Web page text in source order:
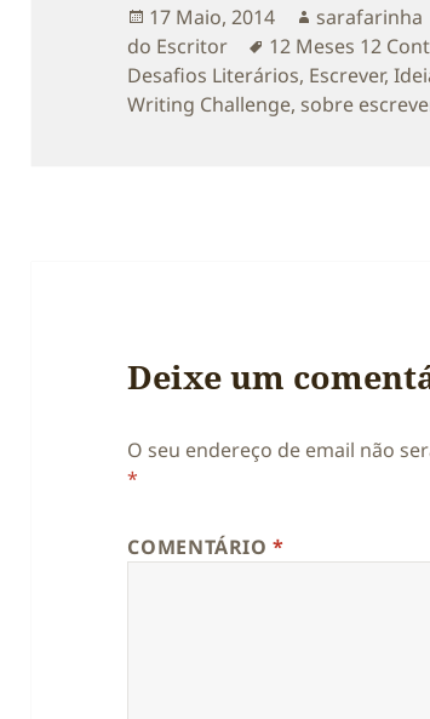
Publicado
a
17 Maio, 2014 Autor
sarafarinha
do Escritor
Etiquetas
12 Meses 12
Desafios Literários, Escrever,
Writing Challenge, sobre
Deixe um
O seu endereço de email não
*
COMENTÁRIO*